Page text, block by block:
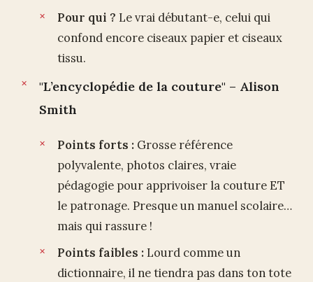
Pour qui ? Le vrai débutant-e, celui qui
confond encore ciseaux papier et ciseaux
tissu.
"L’encyclopédie de la couture" – Alison
Smith
Points forts : Grosse référence
polyvalente, photos claires, vraie
pédagogie pour apprivoiser la couture ET
le patronage. Presque un manuel scolaire…
mais qui rassure !
Points faibles : Lourd comme un
dictionnaire, il ne tiendra pas dans ton tote